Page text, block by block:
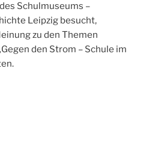
Schulmuseums –
Leipzig besucht,
zu den Themen
den Strom – Schule im